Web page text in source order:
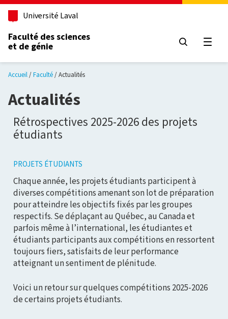
Aller au contenu principal
Université Laval
Faculté des sciences
et de génie
Accueil Faculté Actualités
Actualités
Rétrospectives 2025-2026 des projets
étudiants
PROJETS ÉTUDIANTS
Chaque année, les projets étudiants participent à
diverses compétitions amenant son lot de préparation
pour atteindre les objectifs fixés par les groupes
respectifs. Se déplaçant au Québec, au Canada et
parfois même à l’international, les étudiantes et
étudiants participants aux compétitions en ressortent
toujours fiers, satisfaits de leur performance
atteignant un sentiment de plénitude.
Voici un retour sur quelques compétitions 2025-2026
de certains projets étudiants.